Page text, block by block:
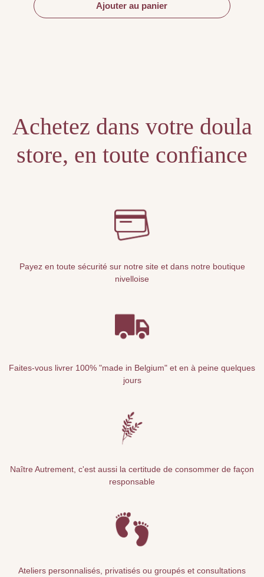
Ajouter au panier
Achetez dans votre doula
store, en toute confiance
Payez en toute sécurité sur notre site et dans notre boutique
nivelloise
Faites-vous livrer 100% "made in Belgium" et en à peine quelques
jours
Naître Autrement, c'est aussi la certitude de consommer de façon
responsable
Ateliers personnalisés, privatisés ou groupés et consultations